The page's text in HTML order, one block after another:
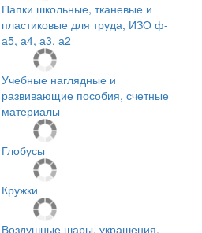
Папки школьные, тканевые и
пластиковые для труда, ИЗО ф-
а5, а4, а3, а2
Учебные наглядные и
развивающие пособия, счетные
материалы
Глобусы
Кружки
Воздушные шары, украшения,